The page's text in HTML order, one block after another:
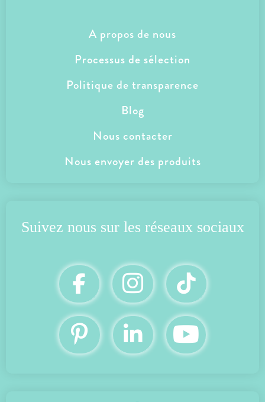
FILTRE ROBINET OKO
VOIR LE PRODUIT
ON AIME…
A propos de nous
Processus de sélection
Politique de transparence
Blog
Nous contacter
Nous envoyer des produits
Suivez nous sur les réseaux sociaux